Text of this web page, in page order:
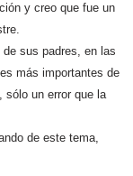
y creo que fue un
sus padres, en las
más importantes de
sólo un error que la
de este tema,